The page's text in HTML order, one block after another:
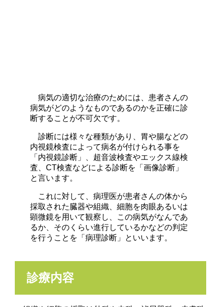
病気の適切な治療のためには、患者さんの
病気がどのようなものであるのかを正確に診
断することが不可欠です。
診断には様々な種類があり、胃や腸などの
内視鏡検査によって病名が付けられる事を
「内視鏡診断」、超音波検査やエックス線検
査、CT検査などによる診断を「画像診断」
と言います。
これに対して、病理医が患者さんの体から
採取された臓器や組織、細胞を肉眼あるいは
顕微鏡を用いて観察し、この病気がなんであ
るか、そのくらい進行しているかなどの判定
を行うことを「病理診断」といいます。
診療内容